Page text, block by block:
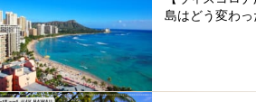
島はどう変わっ